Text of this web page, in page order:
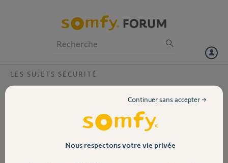
Volet
LES SUJETS SÉCURITÉ
SAV pour sirène d'intérieur défectueuse
Bonjour, nous sommes nombreux à avoir le meme probleme sur la
panne des notifications de la sirene d'interieur.
Nous respectons votre vie privée
Continuer sans accepter →